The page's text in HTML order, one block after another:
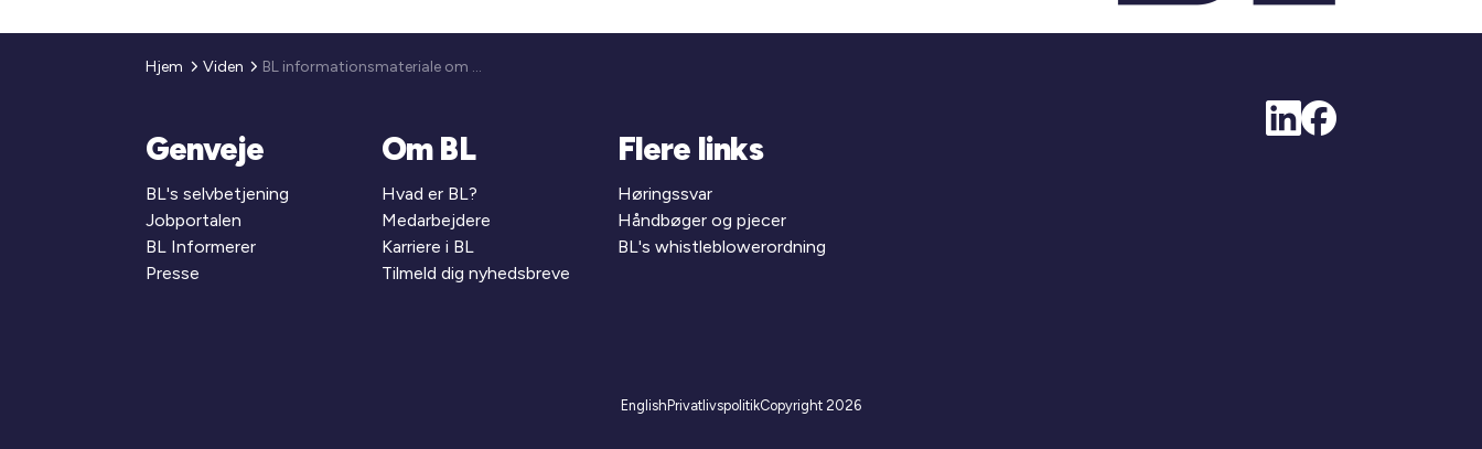
Hjem Viden BL informationsmateriale om de nye regler for integrationsydelse og kontanthjælp
Genveje
BL's selvbetjening
Jobportalen
BL Informerer
Presse
Om BL
Hvad er BL?
Medarbejdere
Karriere i BL
Tilmeld dig nyhedsbreve
Flere links
Høringssvar
Håndbøger og pjecer
BL's whistleblowerordning
EnglishPrivatlivspolitikCopyright 2026